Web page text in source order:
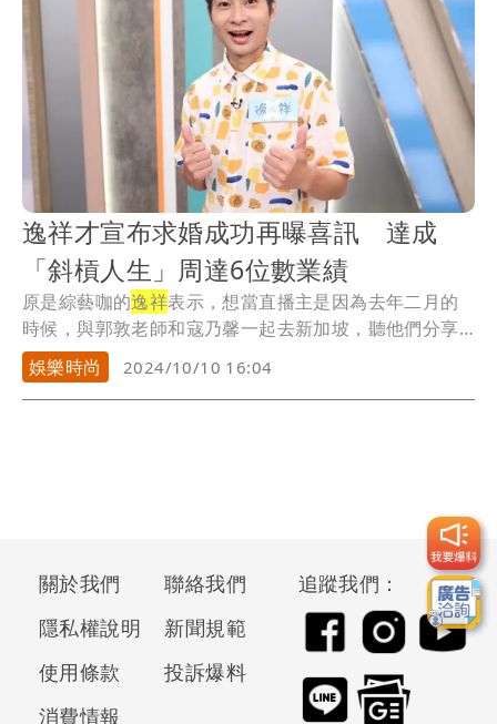
逸祥才宣布求婚成功再曝喜訊 達成
「斜槓人生」周達6位數業績
原是綜藝咖的逸祥表示，想當直播主是因為去年二月的
時候，與郭敦老師和寇乃馨一起去新加坡，聽他們分享
現在...
娛樂時尚 2024/10/10 16:04
關於我們
聯絡我們
隱私權說明
新聞規範
使用條款
投訴爆料
消費情報
追蹤我們：